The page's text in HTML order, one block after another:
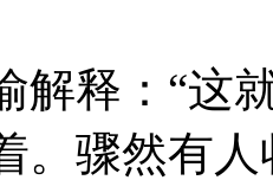
解释：“这
。骤然有